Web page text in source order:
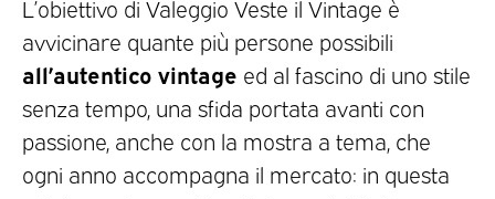
L’obiettivo di Valeggio Veste il Vintage è
avvicinare quante più persone possibili
all’autentico vintage ed al fascino di uno stile
senza tempo, una sfida portata avanti con
passione, anche con la mostra a tema, che
ogni anno accompagna il mercato: in questa